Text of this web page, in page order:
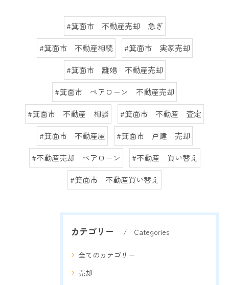
#箕面市 不動産売却 急ぎ
#箕面市 不動産相続 #箕面市 実家売却
#箕面市 離婚 不動産売却
#箕面市 ペアローン 不動産売却
#箕面市 不動産 相談 #箕面市 不動産 査定
#箕面市 不動産屋 #箕面市 戸建 売却
#不動産売却 ペアローン #不動産 買い替え
#箕面市 不動産買い替え
カテゴリー Categories
全てのカテゴリー
売却